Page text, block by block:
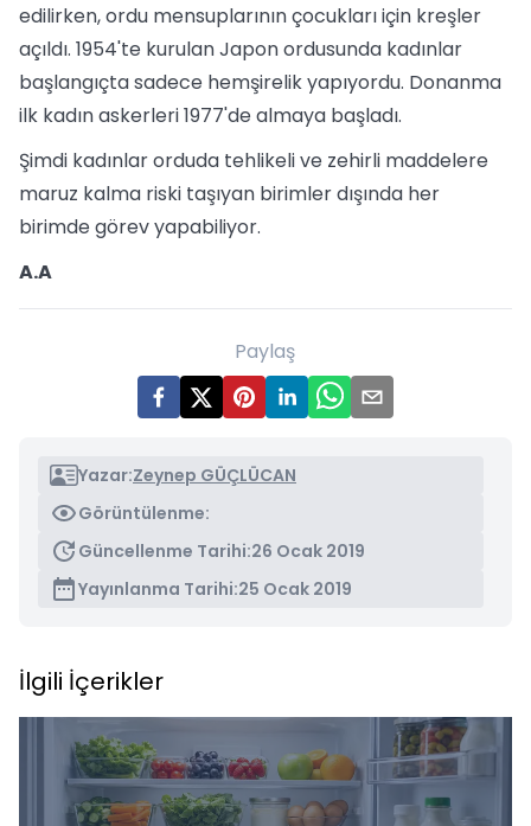
edilirken, ordu mensuplarının çocukları için kreşler
açıldı. 1954'te kurulan Japon ordusunda kadınlar
başlangıçta sadece hemşirelik yapıyordu. Donanma
ilk kadın askerleri 1977'de almaya başladı.
Şimdi kadınlar orduda tehlikeli ve zehirli maddelere
maruz kalma riski taşıyan birimler dışında her
birimde görev yapabiliyor.
A.A
Paylaş
Yazar:Zeynep GÜÇLÜCAN
Görüntülenme:
Güncellenme Tarihi:26 Ocak 2019
Yayınlanma Tarihi:25 Ocak 2019
İlgili İçerikler